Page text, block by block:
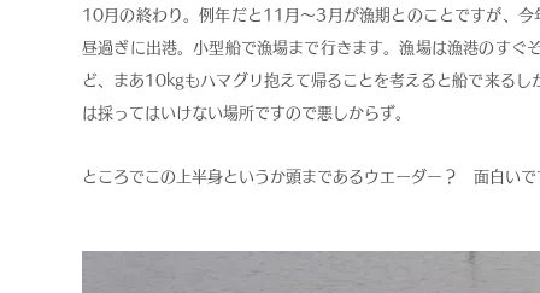
10月の終わり。例年だと11月〜3月が漁期とのことですが、
昼過ぎに出港。小型船で漁場まで行きます。漁場は漁港のすぐ
ど、まあ10kgもハマグリ抱えて帰ることを考えると船で来る
は採ってはいけない場所ですので悪しからず。
ところでこの上半身というか頭まであるウエーダー？ 面白い